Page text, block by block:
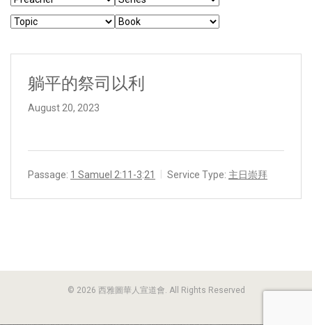
躺平的祭司以利
August 20, 2023
Passage: 1 Samuel 2:11-3:21 Service Type: 主日崇拜
© 2026 西雅圖華人宣道會. All Rights Reserved